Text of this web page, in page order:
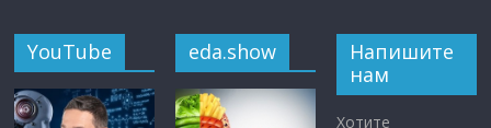
YouTube eda.show
Напишите
нам
Хотите